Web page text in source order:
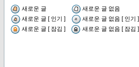
새로운 글 새로운 글 없음
새로운 글 [ 인기 ]
새로운 글 없음 [ 인기 ]
새로운 글 [ 잠김 ]
새로운 글 없음 [ 잠김 ]